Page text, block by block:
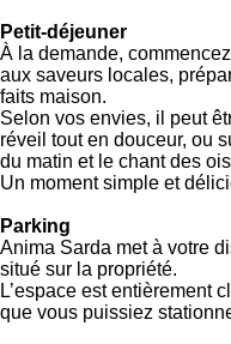
Petit-déjeuner
À la demande,
aux saveurs locales,
faits maison.
Selon vos envies, il peut
réveil tout en douceur, ou
du matin et le chant des
Un moment simple et
Parking
Anima Sarda met à votre
situé sur la propriété.
L’espace est entièrement
que vous puissiez